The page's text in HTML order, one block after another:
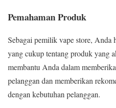
Pemahaman Produk
Sebagai pemilik vape store, Anda
yang cukup tentang produk yang
membantu Anda dalam
pelanggan dan memberikan
dengan kebutuhan pelanggan.